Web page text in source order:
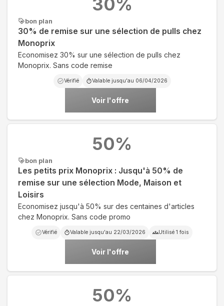
bon plan
30% de remise sur une sélection de pulls chez
Monoprix
Economisez 30% sur une sélection de pulls chez
Monoprix. Sans code remise
Vérifié Valable jusqu'au 06/04/2026
Voir l'offre
bon plan
Les petits prix Monoprix : Jusqu'à 50% de
remise sur une sélection Mode, Maison et
Loisirs
Economisez jusqu'à 50% sur des centaines d'articles
chez Monoprix. Sans code promo
Vérifié Valable jusqu'au 22/03/2026 Utilisé 1 fois
Voir l'offre
50%
50%